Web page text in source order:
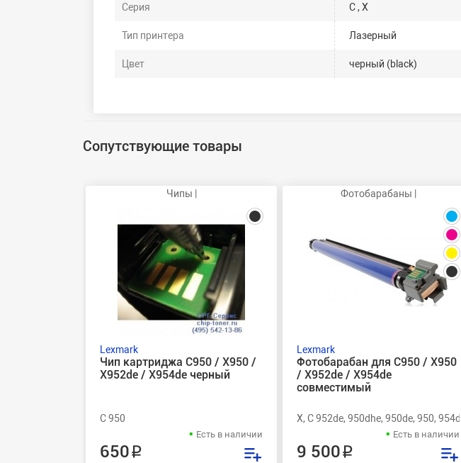
Серия C , X
Тип принтера Лазерный
Цвет черный (black)
Сопутствующие товары
Чипы |
Lexmark
Чип картриджа C950 / X950 /
X952de / X954de черный
C 950
Есть в наличии
650 ₽
Фотобарабаны |
Lexmark
Фотобарабан для C950 / X950
/ X952de / X954de
совместимый
X, C 952de, 950dhe, 950de, 950, 954de
Есть в наличии
9 500 ₽